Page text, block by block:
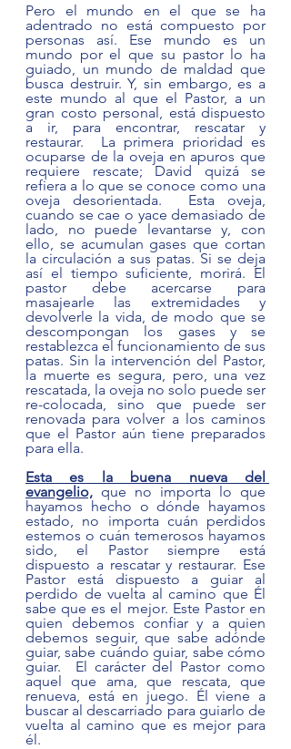
Pero el mundo en el que se ha
adentrado no está compuesto por
personas así. Ese mundo es un
mundo por el que su pastor lo ha
guiado, un mundo de maldad que
busca destruir. Y, sin embargo, es a
este mundo al que el Pastor, a un
gran costo personal, está dispuesto
a ir, para encontrar, rescatar y
restaurar.  La primera prioridad es
ocuparse de la oveja en apuros que
requiere rescate; David quizá se
refiera a lo que se conoce como una
oveja desorientada.  Esta oveja,
cuando se cae o yace demasiado de
lado, no puede levantarse y, con
ello, se acumulan gases que cortan
la circulación a sus patas. Si se deja
así el tiempo suficiente, morirá. El
pastor debe acercarse para
masajearle las extremidades y
devolverle la vida, de modo que se
descompongan los gases y se
restablezca el funcionamiento de sus
patas. Sin la intervención del Pastor,
la muerte es segura, pero, una vez
rescatada, la oveja no solo puede ser
re-colocada, sino que puede ser
renovada para volver a los caminos
que el Pastor aún tiene preparados
para ella.
Esta es la buena nueva del
evangelio, que no importa lo que
hayamos hecho o dónde hayamos
estado, no importa cuán perdidos
estemos o cuán temerosos hayamos
sido, el Pastor siempre está
dispuesto a rescatar y restaurar. Ese
Pastor está dispuesto a guiar al
perdido de vuelta al camino que Él
sabe que es el mejor. Este Pastor en
quien debemos confiar y a quien
debemos seguir, que sabe adónde
guiar, sabe cuándo guiar, sabe cómo
guiar.  El carácter del Pastor como
aquel que ama, que rescata, que
renueva, está en juego. Él viene a
buscar al descarriado para guiarlo de
vuelta al camino que es mejor para
él.